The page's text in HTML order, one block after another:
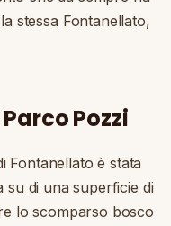
stessa Fontanellato,
Pozzi
Fontanellato è stata
su di una superficie di
lo scomparso bosco